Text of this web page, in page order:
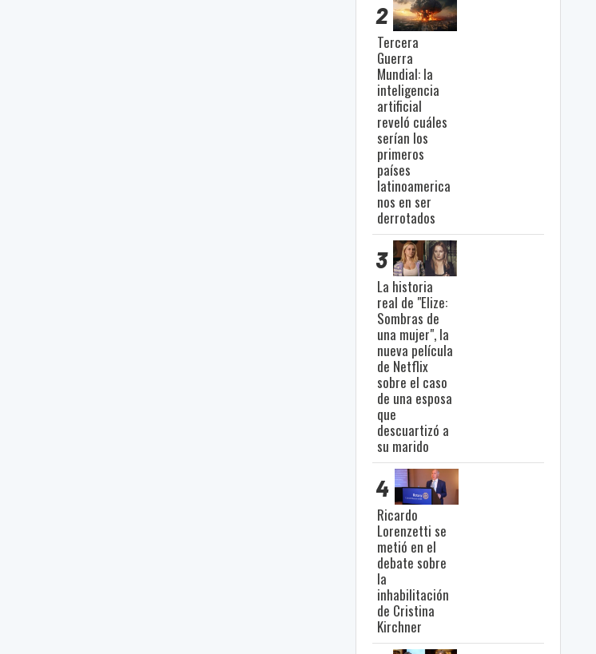
2
Tercera
Guerra
Mundial: la
inteligencia
artificial
reveló cuáles
serían los
primeros
países
latinoamerica
nos en ser
derrotados
3
La historia
real de "Elize:
Sombras de
una mujer", la
nueva película
de Netflix
sobre el caso
de una esposa
que
descuartizó a
su marido
4
Ricardo
Lorenzetti se
metió en el
debate sobre
la
inhabilitación
de Cristina
Kirchner